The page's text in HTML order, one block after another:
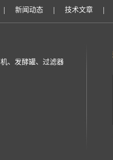
| 新闻动态 | 技术文章 |
、发酵罐、过滤器